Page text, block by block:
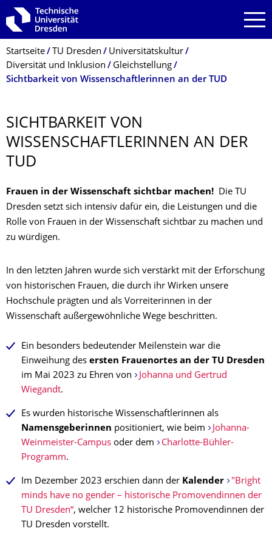
Zur Hauptnavigation springen
Zur Suche springen
Zum Inhalt springen
Breadcrumb-Menü
Startseite TU Dresden
Universitätskultur
Diversität und Inklusion
Gleichstellung
Sichtbarkeit von Wissenschaftlerinnen an der TUD
SICHTBARKEIT VON
WISSENSCHAFTLE­RINNEN AN DER
TUD
Frauen in der Wissenschaft sichtbar machen! Die TU
Dresden setzt sich intensiv dafür ein, die Leistungen und die
Rolle von Frauen in der Wissenschaft sichtbar zu machen und
zu würdigen.
In den letzten Jahren wurde sich verstärkt mit der Erforschung
von historischen Frauen, die durch ihr Wirken unsere
Hochschule prägten und als Vorreiterinnen in der
Wissenschaft außergewöhnliche Wege beschritten.
Ein besonders bedeutender Meilenstein war die
Einweihung des ersten Frauenortes an der TU Dresden
im Mai 2023 zu Ehren von
Johanna und Gertrud
Wiegandt.
Es wurden historische Wissenschaftlerinnen als
Namensgeberinnen positioniert, wie beim
Johanna-
Weinmeister-Campus oder dem
Charlotte-Bühler-
Programm.
Im Dezember 2023 erschien dann der Kalender
"Bright
minds have no gender – historische Promovendinnen der
TU Dresden“, welcher 12 historische Promovendinnen der
TU Dresden vorstellt.